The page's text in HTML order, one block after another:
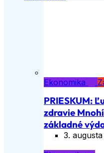
Ekonomika
PRIESKUM:
zdravie
základné
3.